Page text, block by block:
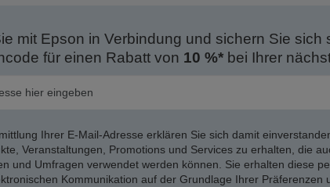
mit Epson in Verbindung und sichern Sie sich
für einen Rabatt von 10 %*bei Ihrer
Ihrer E-Mail-Adresse erklären Sie sich damit
Veranstaltungen, Promotions und Services zu erhalten, die
und Umfragen verwendet werden können. Sie erhalten diese
Kommunikation auf der Grundlage Ihrer Präferenzen